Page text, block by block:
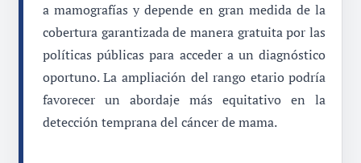
a mamografías y depende en gran medida de la
cobertura garantizada de manera gratuita por las
políticas públicas para acceder a un diagnóstico
oportuno. La ampliación del rango etario podría
favorecer un abordaje más equitativo en la
detección temprana del cáncer de mama.